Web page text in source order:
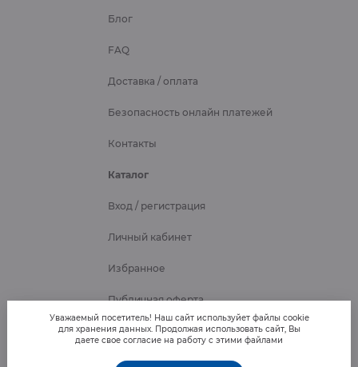
Уважаемый посетитель! Наш сайт используйет файлы cookie
для хранения данных. Продолжая использовать сайт, Вы
даете свое согласие на работу с этими файлами
Блог
FAQ
Доставка / оплата
Безопасность онлайн платежей
Контакты
Каталог
Вход / регистрация
Личный кабинет
Избранное
Публичная оферта